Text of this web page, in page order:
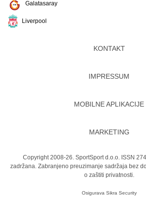
Galatasaray
Liverpool
KONTAKT
IMPRESSUM
MOBILNE APLIKACIJE
MARKETING
Copyright 2008-26. SportSport d.o.o. ISSN
zadržana. Zabranjeno preuzimanje sadržaja bez
o zaštiti privatnosti.
Osigurava Sikra Security